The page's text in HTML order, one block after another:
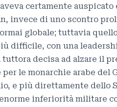
certamente
invece di uno scontro
globale; tuttavia
difficile, con una
decisa ad alzare il
le monarchie arabe del
e più direttamente dello
inferiorità militare